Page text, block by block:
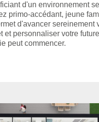
d'un environnement
primo-accédant, jeune
d'avancer sereinement
et personnaliser votre
peut commencer.